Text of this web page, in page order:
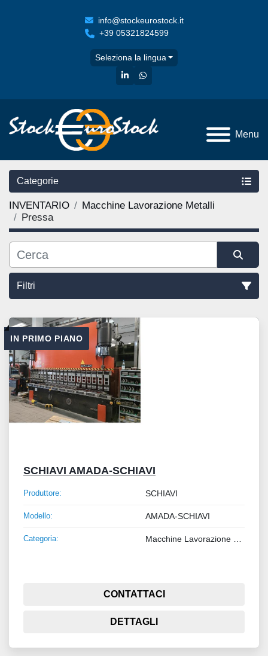
info@stockeurostock.it
+39 05321824599
Seleziona la lingua
linkedinwhatsapp
Menu
Categorie
INVENTARIO
Macchine Lavorazione Metalli
Pressa
Filtri
Ordina per
IN PRIMO PIANO
SCHIAVI AMADA-SCHIAVI
Produttore: SCHIAVI
Modello: AMADA-SCHIAVI
Categoria:
CONTATTACI
DETTAGLI